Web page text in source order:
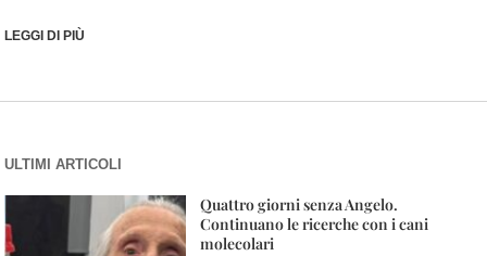
LEGGI DI PIÙ
ULTIMI ARTICOLI
Quattro giorni senza Angelo.
Continuano le ricerche con i cani
molecolari